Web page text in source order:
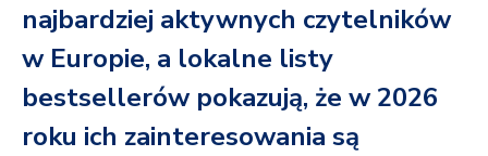
najbardziej aktywnych czytelników
w Europie, a lokalne listy
bestsellerów pokazują, że w 2026
roku ich zainteresowania są